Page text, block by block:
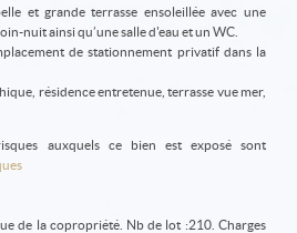
et grande terrasse ensoleillée avec une
nuit ainsi qu’une salle d'eau et un WC.
de stationnement privatif dans la
résidence entretenue, terrasse vue mer,
auxquels ce bien est exposé sont
de la copropriété. Nb de lot :210. Charges